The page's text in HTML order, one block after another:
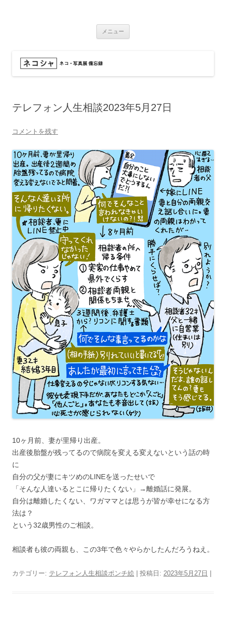
メニュー
テレフォン人生相談2023年5月27日
コメントを残す
10ヶ月前、妻が里帰り出産。
出産後胎盤が残ってるので病院を変える変えないという話の時
に
自分の父が妻にキツめのLINEを送ったせいで
「そんな人達いるとこに帰りたくない」→離婚話に発展。
自分は離婚したくない、ワガママとは思うが皆が幸せになる方
法は？
という32歳男性のご相談。
相談者も彼の両親も、この3年で色々やらかしたんだろうねえ。
カテゴリー: テレフォン人生相談ポンチ絵 | 投稿日: 2023年5月27日